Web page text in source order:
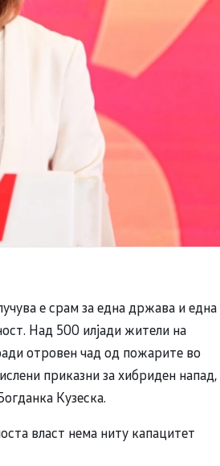
е срам за една држава и една
Над 500 илјади жители на
отровен чад од пожарите во
приказни за хибриден напад,
Кузеска.
власт нема ниту капацитет